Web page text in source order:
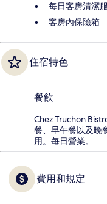
每日客房清潔
客房內保險箱
住宿特色
餐飲
Chez Truchon
餐、早午餐以及晚
用。每日營業。
費用和規定